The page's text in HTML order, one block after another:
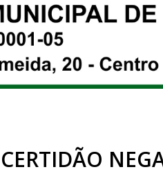
CERTIDÃO